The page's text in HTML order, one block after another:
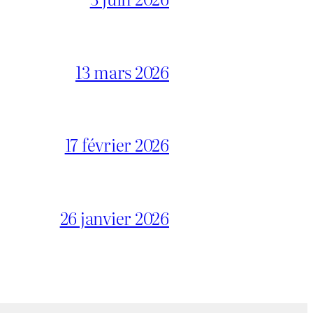
13 mars 2026
17 février 2026
26 janvier 2026